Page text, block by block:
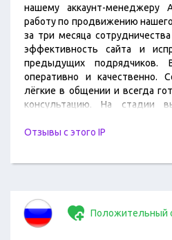
нашему аккаунт-менеджеру
работу по продвижению
за три месяца
эффективность сайта и
предыдущих подрядчиков.
оперативно и качественно.
лёгкие в общении и всегда
консультацию. На стадии
каждого, но мы ни на минуты
Отзывы с этого IP
Положительный